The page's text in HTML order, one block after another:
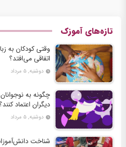
تازه‌های آموزک
وقتی کودکان به
اتفاقی می‌افتد؟
دوشنبه, ۵ مرداد
چگونه به
دیگران اعتماد
دوشنبه, ۵ مرداد
شناخت